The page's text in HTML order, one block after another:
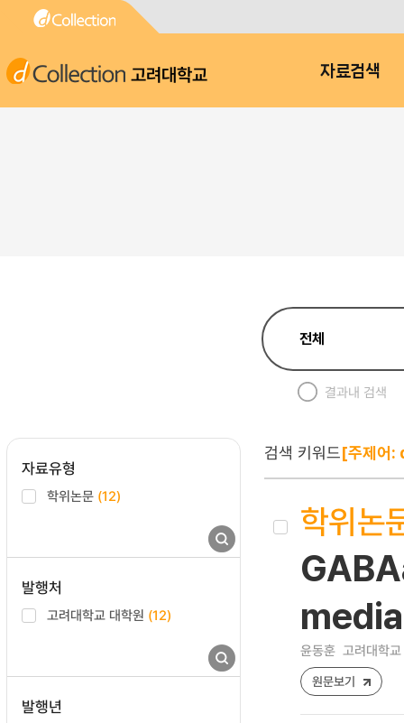
고려대학교 자료검색
결과내 검색
자료유형
학위논문 (12)
발행처
고려대학교 대학원 (12)
발행년
검색 키워드[주제어
학위논
윤동훈 고려대학
원문보기